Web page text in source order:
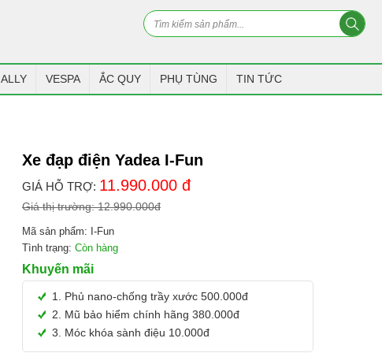
ALLY VESPA ẮC QUY PHỤ TÙNG TIN TỨC
Xe đạp điện Yadea I-Fun
GIÁ HỖ TRỢ: 11.990.000 đ
Giá thị trường:12.990.000đ
Mã sản phẩm: I-Fun
Tình trạng: Còn hàng
Khuyến mãi
1. Phủ nano-chống trầy xước 500.000đ
2. Mũ bảo hiểm chính hãng 380.000đ
3. Móc khóa sành điệu 10.000đ